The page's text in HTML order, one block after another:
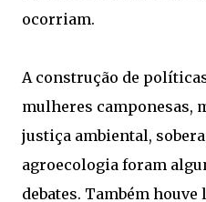
ocorriam.
A construção de
mulheres camponesas,
justiça ambiental,
agroecologia foram
debates. Também